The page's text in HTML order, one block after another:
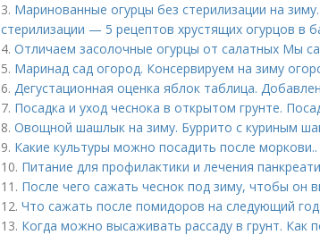
3. Маринованные огурцы без стерилизации на
стерилизации — 5 рецептов хрустящих огурцов в
4. Отличаем засолочные огурцы от салатных Мы
5. Маринад сад огород. Консервируем на зиму
6. Дегустационная оценка яблок таблица.
7. Посадка и уход чеснока в открытом грунте.
8. Овощной шашлык на зиму. Буррито с куриным
9. Какие культуры можно посадить после
10. Питание для профилактики и лечения
11. После чего сажать чеснок под зиму, чтобы он
12. Что сажать после помидоров на следующий
13. Когда можно высаживать рассаду в грунт. Как